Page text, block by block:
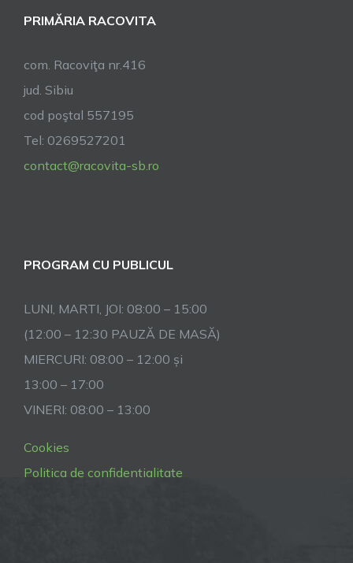
PRIMĂRIA RACOVITA
com. Racoviţa nr.416
jud. Sibiu
cod poştal 557195
Tel: 0269527201
contact@racovita-sb.ro
PROGRAM CU PUBLICUL
LUNI, MARTI, JOI: 08:00 – 15:00
(12:00 – 12:30 PAUZĂ DE MASĂ)
MIERCURI: 08:00 – 12:00 și
13:00 – 17:00
VINERI: 08:00 – 13:00
Cookies
Politica de confidentialitate